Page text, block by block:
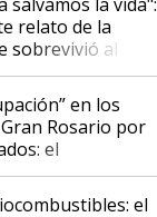
relato de la
sobrevivió al
en los
Rosario por
el
de las
en tensión tras
el